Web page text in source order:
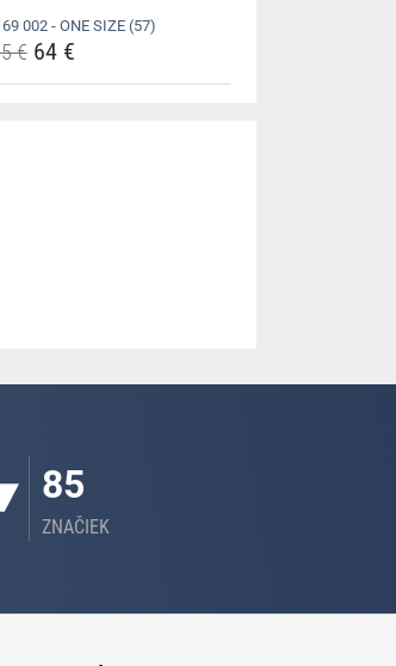
002 - ONE SIZE (57)
€64 €
85
ZNAČIEK